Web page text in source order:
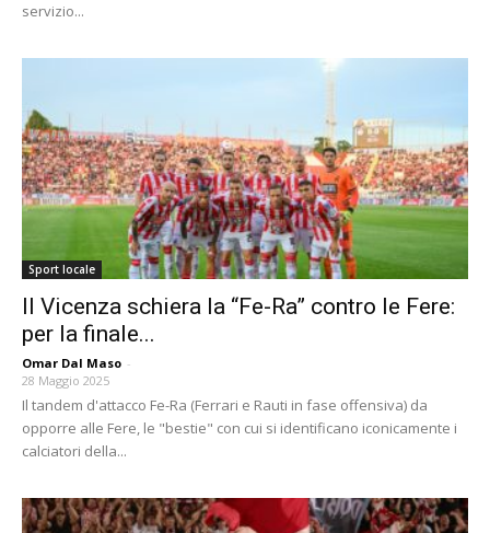
servizio...
Sport locale
Il Vicenza schiera la “Fe-Ra” contro le Fere:
per la finale...
Omar Dal Maso -
28 Maggio 2025
Il tandem d'attacco Fe-Ra (Ferrari e Rauti in fase offensiva) da
opporre alle Fere, le "bestie" con cui si identificano iconicamente i
calciatori della...